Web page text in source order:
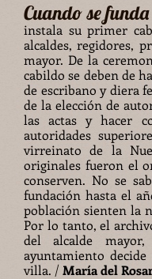
Cuando se
instala su primer
alcaldes, regidores,
mayor. De la
cabildo se deben de
de escribano y diera
de la elección de
las actas y hacer
autoridades
virreinato de la
originales fueron el
conserven. No se
fundación hasta el
población sienten la
Por lo tanto, el
del alcalde
ayuntamiento
villa. / María del